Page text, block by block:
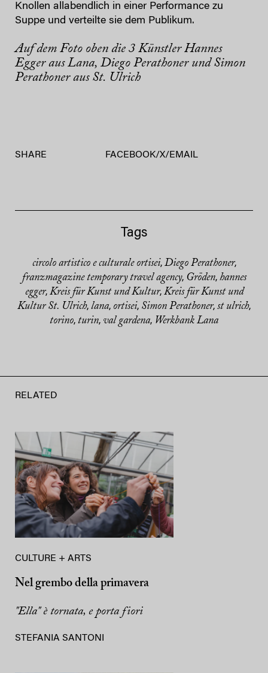
Knollen allabendlich in einer Performance zu
Suppe und verteilte sie dem Publikum.
Auf dem Foto oben die 3 Künstler Hannes
Egger aus Lana, Diego Perathoner und Simon
Perathoner aus St. Ulrich
SHARE FACEBOOK/X/EMAIL
Tags
circolo artistico e culturale ortisei, Diego Perathoner,
franzmagazine temporary travel agency, Gröden, hannes
egger, Kreis für Kunst und Kultur, Kreis für Kunst und
Kultur St. Ulrich, lana, ortisei, Simon Perathoner, st ulrich,
torino, turin, val gardena, Werkbank Lana
RELATED
CULTURE + ARTS
Nel grembo della primavera
"Ella" è tornata, e porta fiori
STEFANIA SANTONI